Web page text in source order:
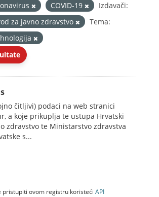
COVID-19
Izdavači:
za javno zdravstvo
Tema:
čitljivi) podaci na web stranici
a koje prikuplja te ustupa Hrvatski
zdravstvo te Ministarstvo zdravstva
s...
pristupiti ovom registru koristeći API